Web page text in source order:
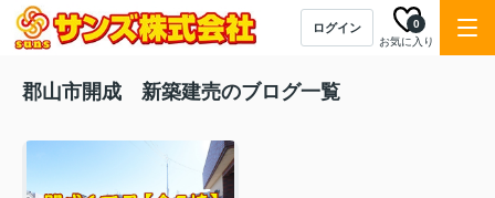
ログイン
お気に入り
0
郡山市開成 新築建売のブログ一覧